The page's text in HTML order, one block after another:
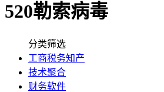
520勒索病毒
分类筛选
工商税务知产
技术聚合
财务软件